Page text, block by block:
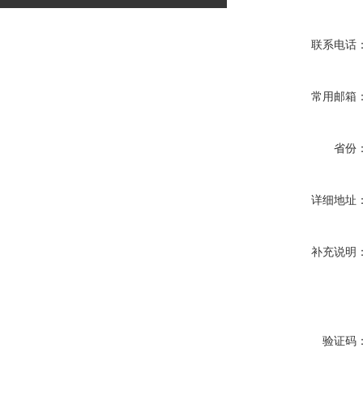
联系电话
常用邮箱
省份
详细地址
补充说明
验证码